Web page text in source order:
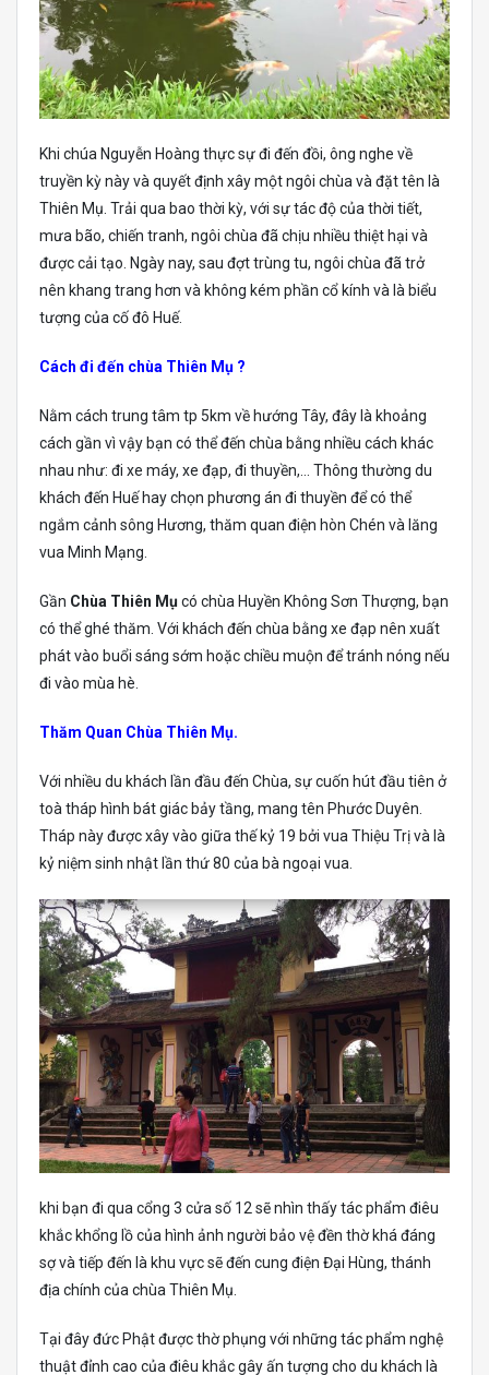
Khi chúa Nguyễn Hoàng thực sự đi đến đồi, ông nghe về
truyền kỳ này và quyết định xây một ngôi chùa và đặt tên là
Thiên Mụ. Trải qua bao thời kỳ, với sự tác độ của thời tiết,
mưa bão, chiến tranh, ngôi chùa đã chịu nhiều thiệt hại và
được cải tạo. Ngày nay, sau đợt trùng tu, ngôi chùa đã trở
nên khang trang hơn và không kém phần cổ kính và là biểu
tượng của cố đô Huế.
Cách đi đến chùa Thiên Mụ ?
Nằm cách trung tâm tp 5km về hướng Tây, đây là khoảng
cách gần vì vậy bạn có thể đến chùa bằng nhiều cách khác
nhau như: đi xe máy, xe đạp, đi thuyền,… Thông thường du
khách đến Huế hay chọn phương án đi thuyền để có thể
ngắm cảnh sông Hương, thăm quan điện hòn Chén và lăng
vua Minh Mạng.
Gần Chùa Thiên Mụcó chùa Huyền Không Sơn Thượng, bạn
có thể ghé thăm. Với khách đến chùa bằng xe đạp nên xuất
phát vào buổi sáng sớm hoặc chiều muộn để tránh nóng nếu
đi vào mùa hè.
Thăm Quan Chùa Thiên Mụ.
Với nhiều du khách lần đầu đến Chùa, sự cuốn hút đầu tiên ở
toà tháp hình bát giác bảy tầng, mang tên Phước Duyên.
Tháp này được xây vào giữa thế kỷ 19 bởi vua Thiệu Trị và là
kỷ niệm sinh nhật lần thứ 80 của bà ngoại vua.
khi bạn đi qua cổng 3 cửa số 12 sẽ nhìn thấy tác phẩm điêu
khắc khổng lồ của hình ảnh người bảo vệ đền thờ khá đáng
sợ và tiếp đến là khu vực sẽ đến cung điện Đại Hùng, thánh
địa chính của chùa Thiên Mụ.
Tại đây đức Phật được thờ phụng với những tác phẩm nghệ
thuật đỉnh cao của điêu khắc gây ấn tượng cho du khách là